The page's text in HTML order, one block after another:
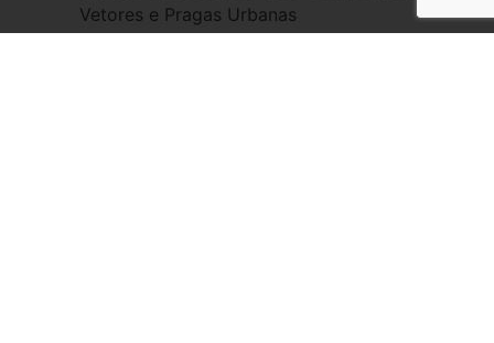
Vetores e Pragas Urbanas
Assespro: Federação das Associações das